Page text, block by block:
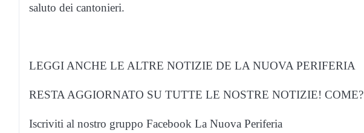
saluto dei cantonieri.
LEGGI ANCHE LE ALTRE NOTIZIE DE LA NUOVA PERIFERIA
RESTA AGGIORNATO SU TUTTE LE NOSTRE NOTIZIE! COME?
Iscriviti al nostro gruppo Facebook La Nuova Periferia